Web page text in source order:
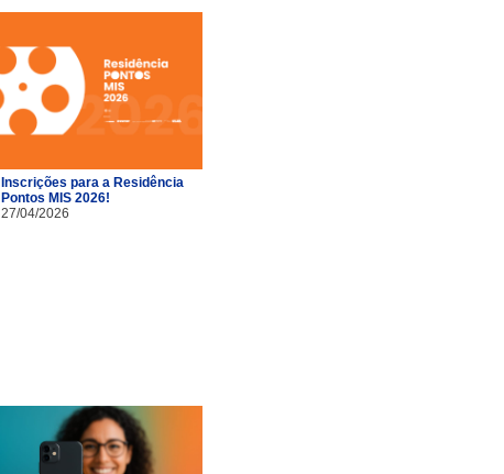
Inscrições para a Residência
Pontos MIS 2026!
27/04/2026